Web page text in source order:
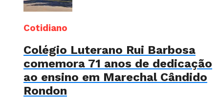
Cotidiano
Colégio Luterano Rui Barbosa
comemora 71 anos de dedicação
ao ensino em Marechal Cândido
Rondon